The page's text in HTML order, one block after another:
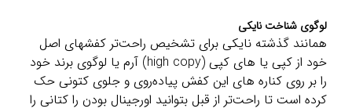
لوگوی شناخت نایکی
همانند گذشته نایکی برای تشخیص راحت‌تر کفشهای اصل
خود از کپی یا های کپی (high copy) آرم یا لوگوی برند خود
را بر روی کناره های این کفش پیاده‌روی و جلوی کتونی حک
کرده است تا راحت‌تر از قبل بتوانید اورجینال بودن را کتانی را